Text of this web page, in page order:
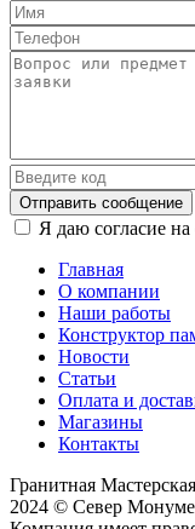
Отправить сообщение
Я даю согласие
Главная
О компании
Наши работы
Конструктор
Новости
Статьи
Оплата и
Магазины
Контакты
Гранитная
2024 © Север